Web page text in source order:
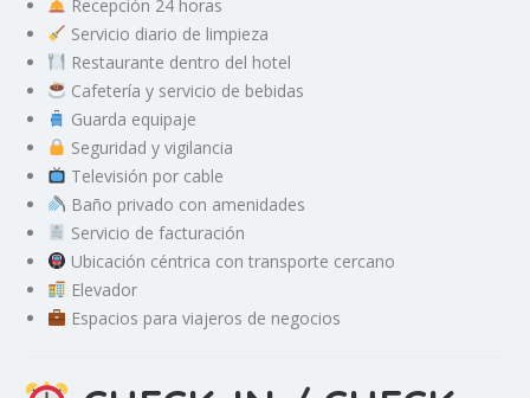
Recepción 24 horas
Servicio diario de limpieza
Restaurante dentro del hotel
Cafetería y servicio de bebidas
Guarda equipaje
Seguridad y vigilancia
Televisión por cable
Baño privado con amenidades
Servicio de facturación
Ubicación céntrica con transporte cercano
Elevador
Espacios para viajeros de negocios